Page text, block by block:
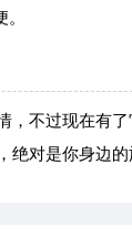
，不过现在有
对是你身边